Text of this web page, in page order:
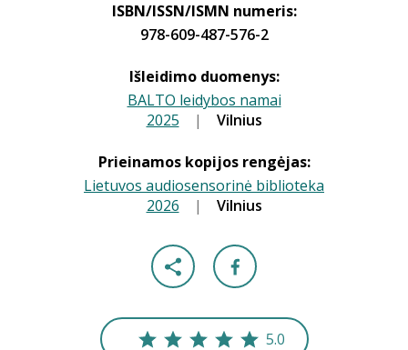
ISBN/ISSN/ISMN numeris:
978-609-487-576-2
Išleidimo duomenys:
BALTO leidybos namai
2025 | Vilnius
Prieinamos kopijos rengėjas:
Lietuvos audiosensorinė biblioteka
2026 | Vilnius
5.0